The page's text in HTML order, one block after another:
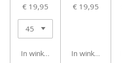
€ 19,95
In winkelwagen
€ 19,95
In